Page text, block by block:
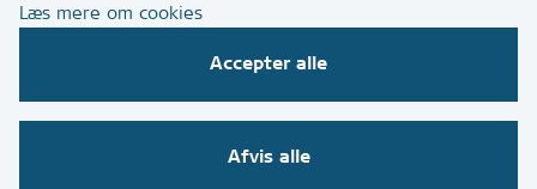
CVR, EAN og betaling
Følg os på sociale medier
Læs mere om cookies
Accepter alle
Afvis alle